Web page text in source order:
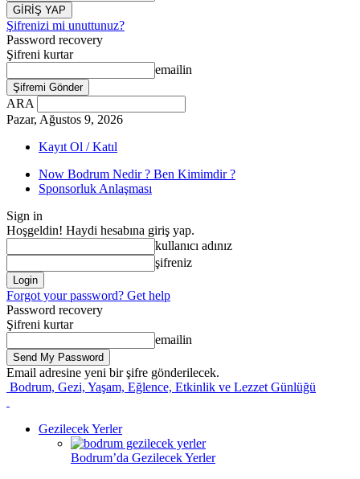
Şifrenizi mi unuttunuz?
Password recovery
Şifreni kurtar
emailin
ARA
Pazar, Ağustos 9, 2026
Kayıt Ol / Katıl
Now Bodrum Nedir ? Ben Kimimdir ?
Sponsorluk Anlaşması
Sign in
Hoşgeldin! Haydi hesabına giriş yap.
kullanıcı adınız
şifreniz
Forgot your password? Get help
Password recovery
Şifreni kurtar
emailin
Email adresine yeni bir şifre gönderilecek.
Bodrum, Gezi, Yaşam, Eğlence, Etkinlik ve Lezzet Günlüğü
Gezilecek Yerler
Bodrum’da Gezilecek Yerler